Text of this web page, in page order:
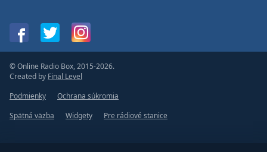
© Online Radio Box, 2015-2026.
Created by Final Level
Podmienky
Ochrana súkromia
Spätná väzba
Widgety Pre rádiové stanice